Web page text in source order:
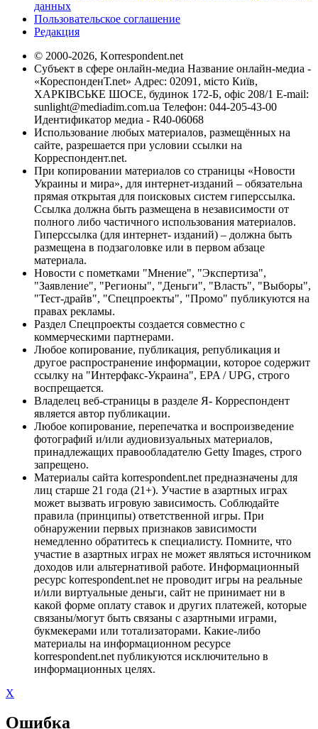
данных
Пользовательское соглашение
Редакция
© 2000-2026, Korrespondent.net
Субъект в сфере онлайн-медиа Название онлайн-медиа -
«КореспонденТ.net» Адрес: 02091, місто Київ,
ХАРКІВСЬКЕ ШОСЕ, будинок 172-Б, офіс 208/1 E-mail:
sunlight@mediadim.com.ua Телефон: 044-205-43-00
Идентификатор медиа - R40-06068
Использование любых материалов, размещённых на
сайте, разрешается при условии ссылки на
Корреспондент.net.
При копировании материалов со страницы «Новости
Украины и мира», для интернет-изданий – обязательна
прямая открытая для поисковых систем гиперссылка.
Ссылка должна быть размещена в независимости от
полного либо частичного использования материалов.
Гиперссылка (для интернет- изданий) – должна быть
размещена в подзаголовке или в первом абзаце
материала.
Новости с пометками "Мнение", "Экспертиза",
"Заявление", "Регионы", "Деньги", "Власть", "Выборы",
"Тест-драйв", "Спецпроекты", "Промо" публикуются на
правах рекламы.
Раздел Спецпроекты создается совместно с
коммерческими партнерами.
Любое копирование, публикация, републикация и
другое распространение информации, которое содержит
ссылку на "Интерфакс-Украина", EPA / UPG, строго
воспрещается.
Владелец веб-страницы в разделе Я- Корреспондент
является автор публикации.
Любое копирование, перепечатка и воспроизведение
фотографий и/или аудиовизуальных материалов,
принадлежащих правообладателю Getty Images, строго
запрещено.
Материалы сайта korrespondent.net предназначены для
лиц старше 21 года (21+). Участие в азартных играх
может вызвать игровую зависимость. Соблюдайте
правила (принципы) ответственной игры. При
обнаружении первых признаков зависимости
немедленно обратитесь к специалисту. Помните, что
участие в азартных играх не может являться источником
доходов или альтернативой работе. Информационный
ресурс korrespondent.net не проводит игры на реальные
и/или виртуальные деньги, сайт не принимает ни в
какой форме оплату ставок и других платежей, которые
связаны/могут быть связаны с азартными играми,
букмекерами или тотализаторами. Какие-либо
материалы на информационном ресурсе
korrespondent.net публикуются исключительно в
информационных целях.
X
Ошибка